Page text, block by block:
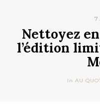
7
Nettoyez
l’édition
In AU